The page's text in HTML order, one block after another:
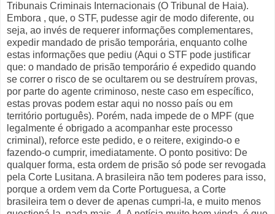
Tribunais Criminais Internacionais (O Tribunal de Haia).
Embora , que, o STF, pudesse agir de modo diferente, ou
seja, ao invés de requerer informações complementares,
expedir mandado de prisão temporária, enquanto colhe
estas informações que pediu (Aqui o STF pode justificar
que: o mandado de prisão temporário é expedido quando
se correr o risco de se ocultarem ou se destruírem provas,
por parte do agente criminoso, neste caso em específico,
estas provas podem estar aqui no nosso país ou em
território português). Porém, nada impede de o MPF (que
legalmente é obrigado a acompanhar este processo
criminal), reforce este pedido, e o reitere, exigindo-o e
fazendo-o cumprir, imediatamente. O ponto positivo: De
qualquer forma, esta ordem de prisão só pode ser revogada
pela Corte Lusitana. A brasileira não tem poderes para isso,
porque a ordem vem da Corte Portuguesa, a Corte
brasileira tem o dever de apenas cumpri-la, e muito menos